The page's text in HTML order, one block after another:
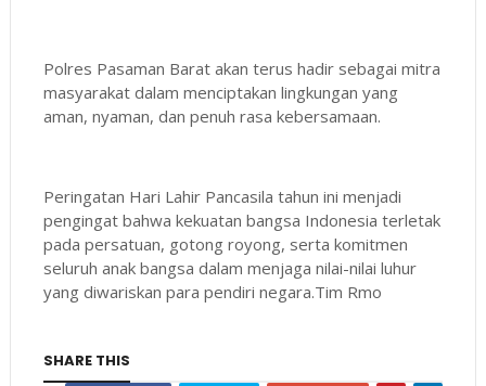
Polres Pasaman Barat akan terus hadir sebagai mitra
masyarakat dalam menciptakan lingkungan yang
aman, nyaman, dan penuh rasa kebersamaan.
Peringatan Hari Lahir Pancasila tahun ini menjadi
pengingat bahwa kekuatan bangsa Indonesia terletak
pada persatuan, gotong royong, serta komitmen
seluruh anak bangsa dalam menjaga nilai-nilai luhur
yang diwariskan para pendiri negara.Tim Rmo
SHARE THIS